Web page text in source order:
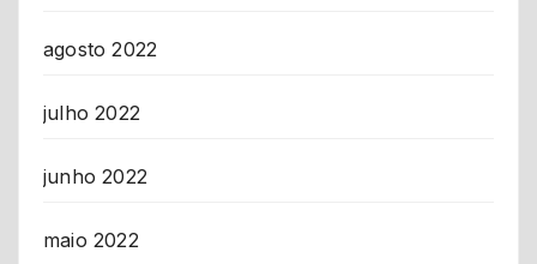
agosto 2022
julho 2022
junho 2022
maio 2022